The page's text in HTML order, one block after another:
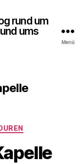
rund um
ums
Menü